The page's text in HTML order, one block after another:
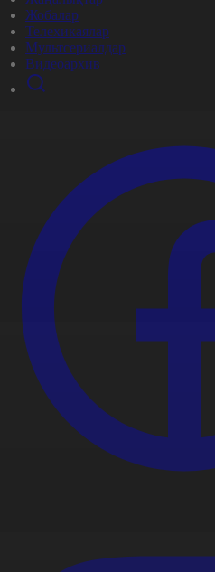
Жобалар
Телехикаялар
Мультсериалдар
Видеоархив